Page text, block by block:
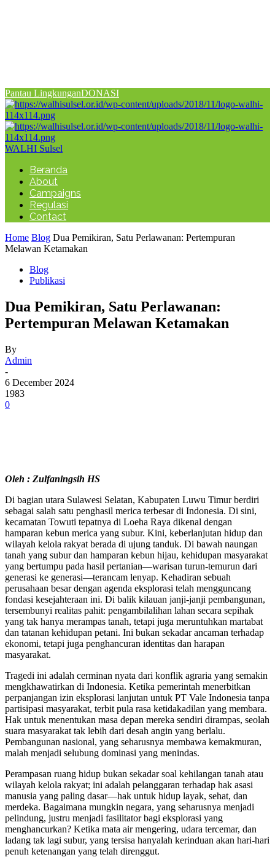
Pantau LingkunganDONASI
WALHI Sulsel
Beranda
About
Campaigns
Regulasi
Contact
Home Blog Dua Pemikiran, Satu Perlawanan: Pertempuran
Melawan Ketamakan
Blog
Publikasi
Dua Pemikiran, Satu Perlawanan:
Pertempuran Melawan Ketamakan
By
Admin
-
6 December 2024
1983
0
Oleh : Zulfaningsih HS
Di bagian utara Sulawesi Selatan, Kabupaten Luwu Timur berdiri
sebagai salah satu penghasil merica terbesar di Indonesia. Di sini,
kecamatan Towuti tepatnya di Loeha Raya dikenal dengan
hamparan kebun merica yang subur. Kini, keberlanjutan hidup dan
wilayah kelola rakyat berada di ujung tanduk. Di bawah naungan
tanah yang subur dan hamparan kebun hijau, kehidupan masyarakat
yang bertumpu pada hasil pertanian—warisan turun-temurun dari
generasi ke generasi—terancam lenyap. Kehadiran sebuah
perusahaan besar dengan agenda eksplorasi telah mengguncang
fondasi kesejahteraan ini. Di balik kilauan janji-janji pembangunan,
tersembunyi realitas pahit: pengambilalihan lahan secara sepihak
yang tak hanya merampas tanah, tetapi juga meruntuhkan martabat
dan tatanan kehidupan petani. Ini bukan sekadar ancaman terhadap
ekonomi, tetapi juga penghancuran identitas dan harapan
masyarakat.
Tragedi ini adalah cerminan nyata dari konflik agraria yang semakin
mengkhawatirkan di Indonesia. Ketika pemerintah menerbitkan
perpanjangan izin eksplorasi lanjutan untuk PT Vale Indonesia tanpa
partisipasi masyarakat, terbit pula rasa ketidakadilan yang membara.
Hak untuk menentukan masa depan mereka sendiri dirampas, seolah
suara masyarakat tak lebih dari desah angin yang berlalu.
Pembangunan nasional, yang seharusnya membawa kemakmuran,
malah menjadi selubung dominasi yang menindas.
Perampasan ruang hidup bukan sekadar soal kehilangan tanah atau
wilayah kelola rakyat; ini adalah pelanggaran terhadap hak asasi
manusia yang paling dasar—hak untuk hidup layak, sehat, dan
merdeka. Bagaimana mungkin negara, yang seharusnya menjadi
pelindung, justru menjadi fasilitator bagi eksplorasi yang
menghancurkan? Ketika mata air mengering, udara tercemar, dan
ladang tak lagi subur, yang tersisa hanyalah kerinduan akan hari-hari
penuh ketenangan yang telah direnggut.